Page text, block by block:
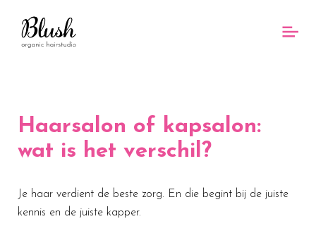
Haarsalon of kapsalon:
wat is het verschil?
Je haar verdient de beste zorg. En die begint bij de juiste
kennis en de juiste kapper.